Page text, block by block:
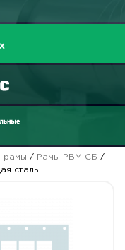
рамы / Рамы РВМ СБ /
сталь